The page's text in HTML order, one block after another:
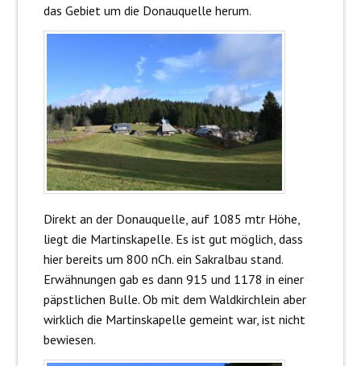
das Gebiet um die Donauquelle herum.
Direkt an der Donauquelle, auf 1085 mtr Höhe,
liegt die Martinskapelle. Es ist gut möglich, dass
hier bereits um 800 nCh. ein Sakralbau stand.
Erwähnungen gab es dann 915 und 1178 in einer
päpstlichen Bulle. Ob mit dem Waldkirchlein aber
wirklich die Martinskapelle gemeint war, ist nicht
bewiesen.